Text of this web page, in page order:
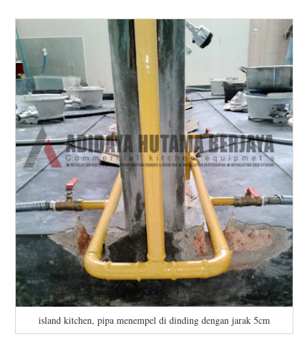
island kitchen, pipa menempel di dinding dengan jarak 5cm